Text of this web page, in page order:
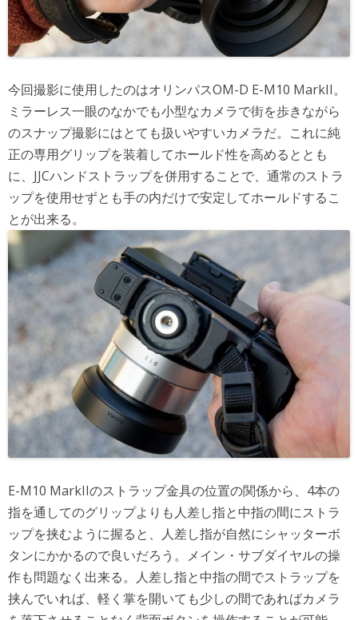
今回撮影に使用したのはオリンパスOM-D E-M10 MarkII。
ミラーレス一眼のなかでも小型なカメラで街を歩きながら
のスナップ撮影にはとても扱いやすいカメラだ。これに純
正の専用グリップを装着してホールド性を高めるととも
に、JJCハンドストラップを併用することで、通常のストラ
ップを使用せずとも手の内だけで安定してホールドするこ
とが出来る。
E-M10 MarkIIのストラップ金具の位置の関係から、4本の
指を通してのグリップよりも人差し指と中指の間にストラ
ップを挟むように握ると、人差し指が自然にシャッターボ
タンにかかるので良いだろう。メイン・サブダイヤルの操
作も問題なく出来る。人差し指と中指の間でストラップを
挟んでいれば、軽く掌を開いても少しの間であればカメラ